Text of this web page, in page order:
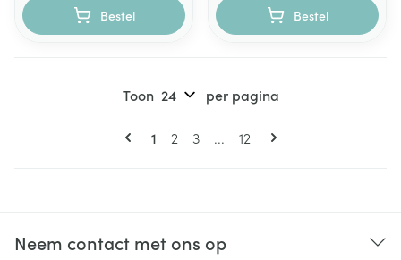
Bestel Bestel
Pagina's
U lees momenteel pagina
1 Pagina
2 Pagina
3 ... Pagina
12
Toon per pagina
Neem contact met ons op